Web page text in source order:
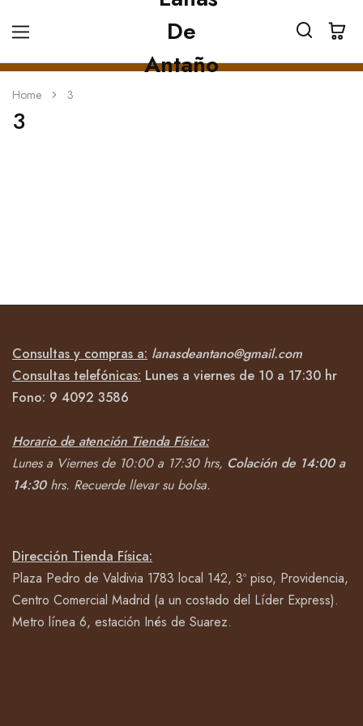
Home 3
3
Consultas y compras a: lanasdeantano@gmail.com
Consultas telefónicas: Lunes a viernes de 10 a 17:30 hr
Fono: 9 4092 3586
Horario de atención Tienda Física:
Lunes a Viernes de 10:00 a 17:30 hrs, Colación de 14:00 a
14:30hrs. Recuerde llevar su bolsa.
Dirección Tienda Física:
Plaza Pedro de Valdivia 1783 local 142, 3º piso, Providencia,
Centro Comercial Madrid (a un costado del Líder Express).
Metro línea 6, estación Inés de Suarez.